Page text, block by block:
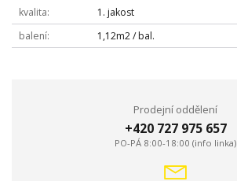
kvalita
1. jakost
balení
1,12m2 / bal.
Prodejní oddělení
+420 727 975 657
PO-PÁ 8:00-18:00 (info linka)